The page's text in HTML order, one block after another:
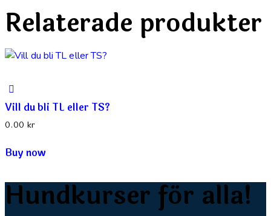
Relaterade produkter
Vill du bli TL eller TS?
0.00 kr
Buy now
Hundkurser för alla!